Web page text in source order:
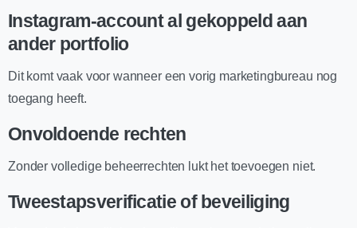
Instagram-account al gekoppeld aan
ander portfolio
Dit komt vaak voor wanneer een vorig marketingbureau nog
toegang heeft.
Onvoldoende rechten
Zonder volledige beheerrechten lukt het toevoegen niet.
Tweestapsverificatie of beveiliging